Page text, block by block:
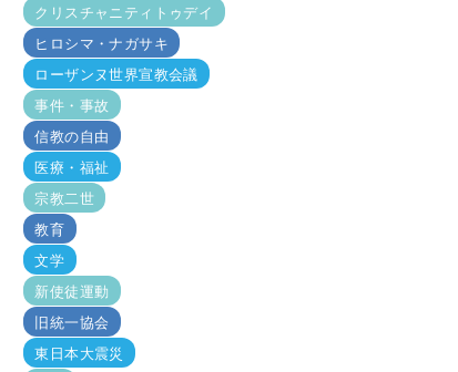
クリスチャニティトゥデイ
ヒロシマ・ナガサキ
ローザンヌ世界宣教会議
事件・事故
信教の自由
医療・福祉
宗教二世
教育
文学
新使徒運動
旧統一協会
東日本大震災